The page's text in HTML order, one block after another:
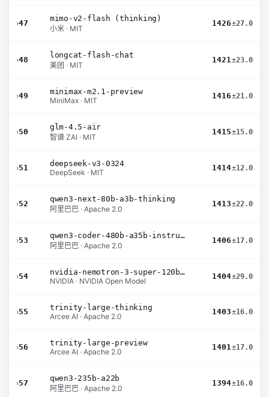
›47
mimo-v2-flash (thinking)
小米 · MIT
1426±27.0
›48
longcat-flash-chat
美团 · MIT
1421±23.0
›49
minimax-m2.1-preview
MiniMax · MIT
1416±21.0
›50
glm-4.5-air
智谱 ZAI · MIT
1415±15.0
›51
deepseek-v3-0324
DeepSeek · MIT
1414±12.0
›52
qwen3-next-80b-a3b-thinking
阿里巴巴 · Apache 2.0
1413±22.0
›53
qwen3-coder-480b-a35b-instruct
阿里巴巴 · Apache 2.0
1406±17.0
›54
nvidia-nemotron-3-super-120b-a12b
NVIDIA · NVIDIA Open Model
1404±29.0
›55
trinity-large-thinking
Arcee AI · Apache 2.0
1403±16.0
›56
trinity-large-preview
Arcee AI · Apache 2.0
1401±17.0
›57
qwen3-235b-a22b
阿里巴巴 · Apache 2.0
1394±16.0